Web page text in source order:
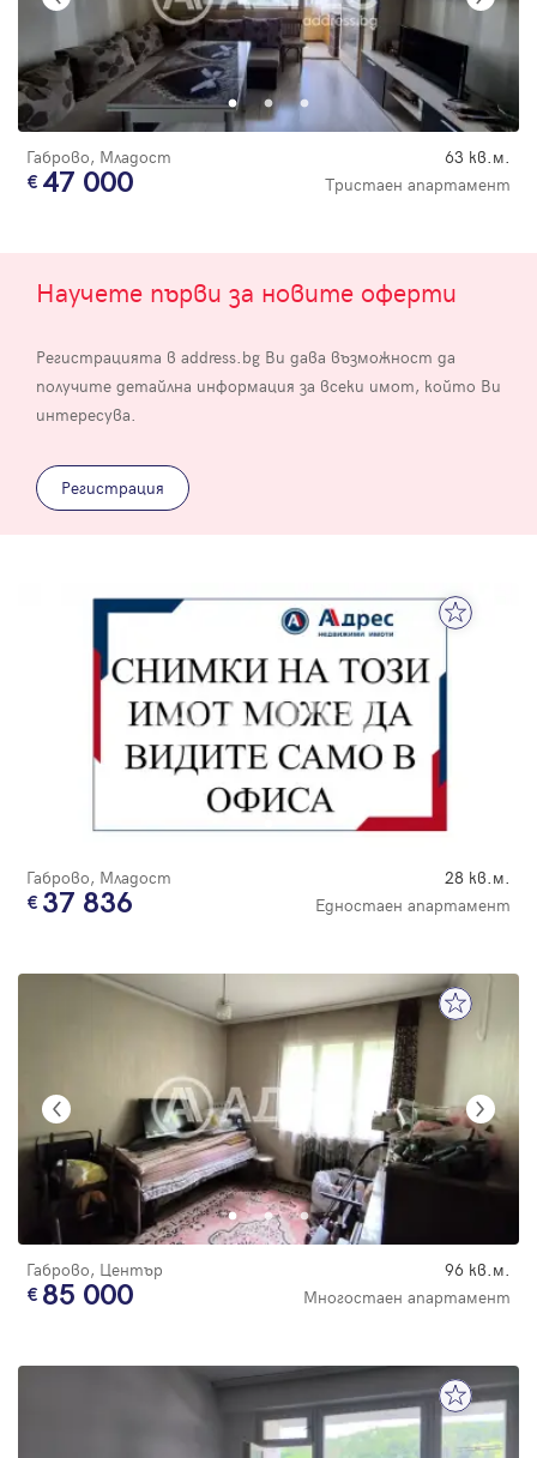
Габрово, Младост 63 кв.м.
47 000 Тристаен апартамент
Научете първи за новите оферти
Регистрацията в address.bg Ви дава възможност да
получите детайлна информация за всеки имот, който Ви
интересува.
Регистрация
Габрово, Младост 28 кв.м.
37 836 Едностаен апартамент
Габрово, Център 96 кв.м.
85 000 Многостаен апартамент